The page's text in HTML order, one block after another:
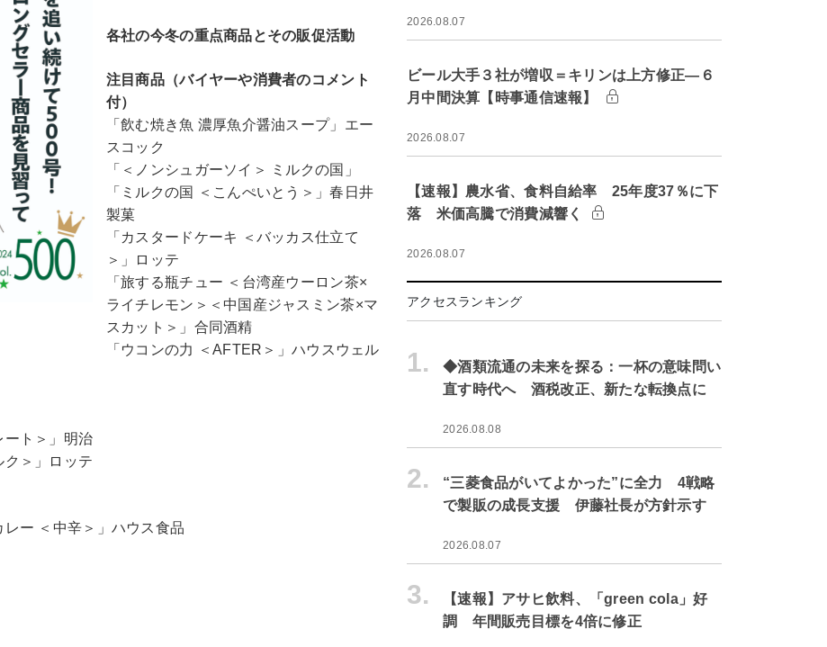
各社の今冬の重点商品とその販促活動
注目商品（バイヤーや消費者のコメント
付）
「飲む焼き魚 濃厚魚介醤油スープ」エー
スコック
「＜ノンシュガーソイ＞ ミルクの国」
「ミルクの国 ＜こんぺいとう＞」春日井
製菓
「カスタードケーキ ＜バッカス仕立て
＞」ロッテ
「旅する瓶チュー ＜台湾産ウーロン茶×
ライチレモン＞＜中国産ジャスミン茶×マ
スカット＞」合同酒精
「ウコンの力 ＜AFTER＞」ハウスウェル
ート＞」明治
ク＞」ロッテ
レー ＜中辛＞」ハウス食品
2026.08.07
ビール大手３社が増収＝キリンは上方修正―６
月中間決算【時事通信速報】
2026.08.07
【速報】農水省、食料自給率 25年度37％に下
落 米価高騰で消費減響く
2026.08.07
アクセスランキング
1.
◆酒類流通の未来を探る：一杯の意味問い
直す時代へ 酒税改正、新たな転換点に
2026.08.08
2.
“三菱食品がいてよかった”に全力 4戦略
で製販の成長支援 伊藤社長が方針示す
2026.08.07
3.
【速報】アサヒ飲料、「green cola」好
調 年間販売目標を4倍に修正